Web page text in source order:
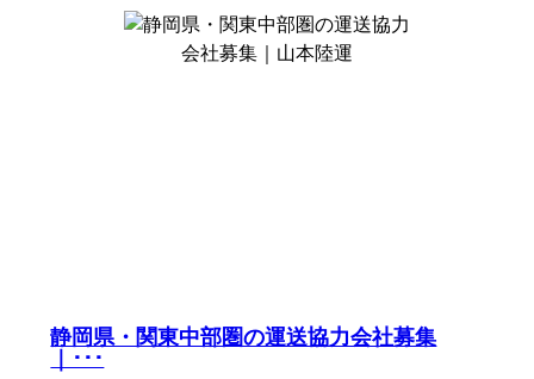
静岡県・関東中部圏の運送協力会社募集
｜･･･